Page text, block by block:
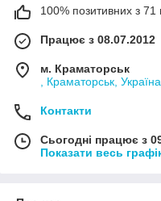
100% позитивних з 71
Працює з 08.07.2012
м. Краматорськ
, Краматорськ, Україна
Контакти
Сьогодні працює з
Показати весь